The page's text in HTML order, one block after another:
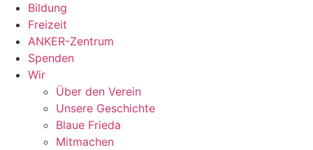
Bildung
Freizeit
ANKER-Zentrum
Spenden
Wir
Über den Verein
Unsere Geschichte
Blaue Frieda
Mitmachen